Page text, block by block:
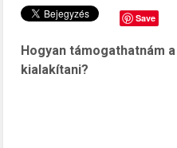
Save
Hogyan támogathatnám
kialakítani?